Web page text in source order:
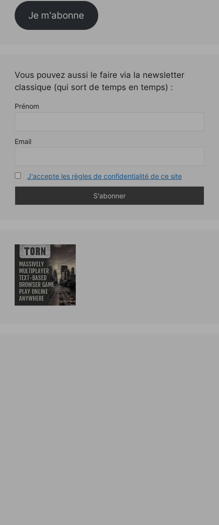
Je m'abonne
Vous pouvez aussi le faire via la newsletter
classique (qui sort de temps en temps) :
Prénom
Email
J'accepte les règles de confidentialité de ce site